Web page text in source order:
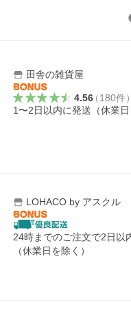
田舎の雑貨屋
4.56（180件）
1〜2日以内に発送（休業日
LOHACO by アスクル
24時までのご注文で2日以
（休業日を除く）